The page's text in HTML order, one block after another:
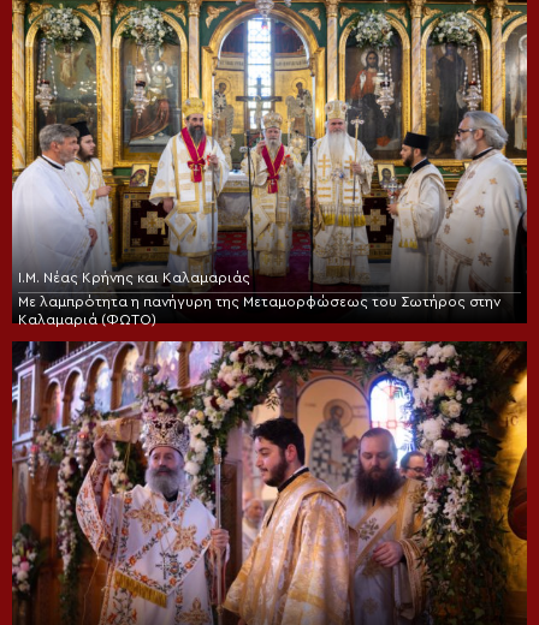
Ι.Μ. Νέας Κρήνης και Καλαμαριάς
Με λαμπρότητα η πανήγυρη της Μεταμορφώσεως του Σωτήρος στην
Καλαμαριά (ΦΩΤΟ)